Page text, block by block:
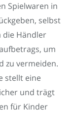
Spielwaren in
selbst
die Händler
um
zu vermeiden.
stellt eine
und trägt
für Kinder